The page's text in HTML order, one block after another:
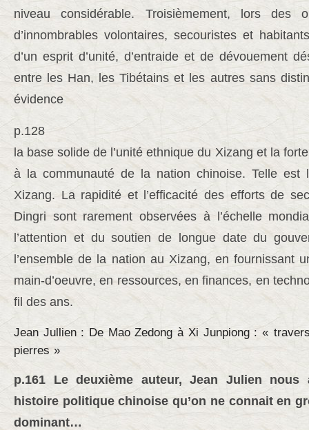
niveau considérable. Troisièmement, lors des
d’innombrables volontaires, secouristes et
d’un esprit d’unité, d’entraide et de dévouement
entre les Han, les Tibétains et les autres sans
évidence
p.128
la base solide de l’unité ethnique du Xizang et la
à la communauté de la nation chinoise. Telle est
Xizang. La rapidité et l’efficacité des efforts de
Dingri sont rarement observées à l’échelle
l’attention et du soutien de longue date du
l’ensemble de la nation au Xizang, en fournissant
main-d’oeuvre, en ressources, en finances, en
fil des ans.
Jean Jullien : De Mao Zedong à Xi Junpiong : «
pierres »
p.161 Le deuxième auteur, Jean Julien
histoire politique chinoise qu’on ne connait en
dominant…